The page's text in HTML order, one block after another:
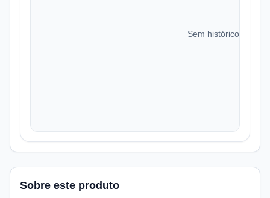
Sem histórico de
Sobre este produto